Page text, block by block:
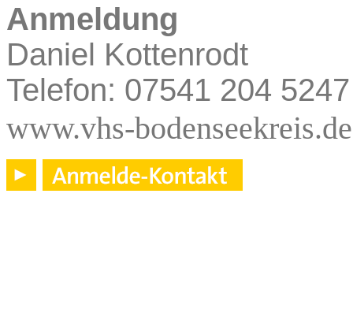
Anmeldung
Daniel Kottenrodt
Telefon: 07541 204 5247
www.vhs-bodenseekreis.de